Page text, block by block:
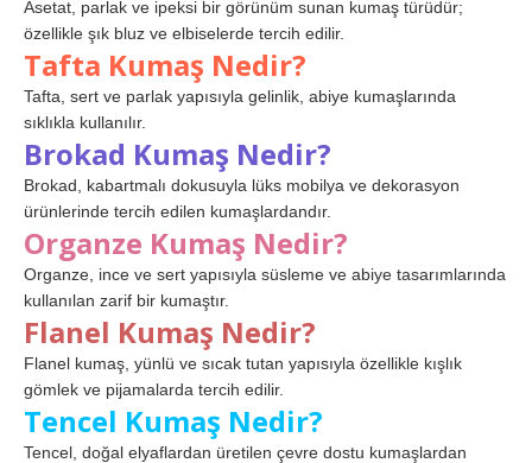
Asetat, parlak ve ipeksi bir görünüm sunan kumaş türüdür;
özellikle şık bluz ve elbiselerde tercih edilir.
Tafta Kumaş Nedir?
Tafta, sert ve parlak yapısıyla gelinlik, abiye kumaşlarında
sıklıkla kullanılır.
Brokad Kumaş Nedir?
Brokad, kabartmalı dokusuyla lüks mobilya ve dekorasyon
ürünlerinde tercih edilen kumaşlardandır.
Organze Kumaş Nedir?
Organze, ince ve sert yapısıyla süsleme ve abiye tasarımlarında
kullanılan zarif bir kumaştır.
Flanel Kumaş Nedir?
Flanel kumaş, yünlü ve sıcak tutan yapısıyla özellikle kışlık
gömlek ve pijamalarda tercih edilir.
Tencel Kumaş Nedir?
Tencel, doğal elyaflardan üretilen çevre dostu kumaşlardan